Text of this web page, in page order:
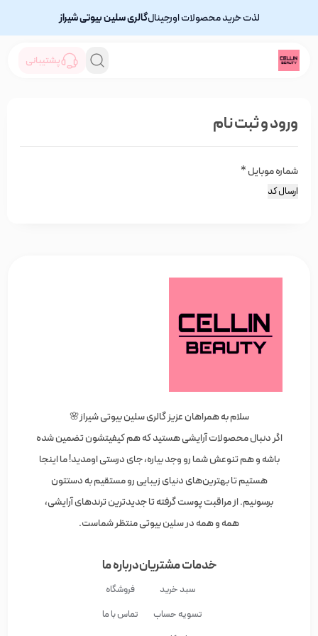
لذت خرید محصولات اورجینالگالری سلین بیوتی شیراز
پشتیبانی
ورود و ثبت نام
شماره موبایل*
ارسال کد
سلام به همراهان عزیز گالری سلین بیوتی شیراز🌸
اگر دنبال محصولات آرایشی هستید که هم کیفیتشون تضمین شده
باشه و هم تنوعش شما رو وجد بیاره، جای درستی اومدید! ما اینجا
هستیم تا بهترین‌های دنیای زیبایی رو مستقیم به دستتون
برسونیم. از مراقبت پوست گرفته تا جدیدترین ترندهای آرایشی،
همه و همه در سلین بیوتی منتظر شماست.
خدمات مشتریان
سبد خرید
تسویه حساب
درباره ما
فروشگاه
تماس با ما